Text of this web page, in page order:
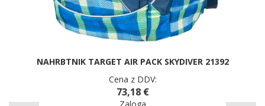
NAHRBTNIK TARGET AIR PACK SKYDIVER 21392
Cena z DDV:
73,18 €